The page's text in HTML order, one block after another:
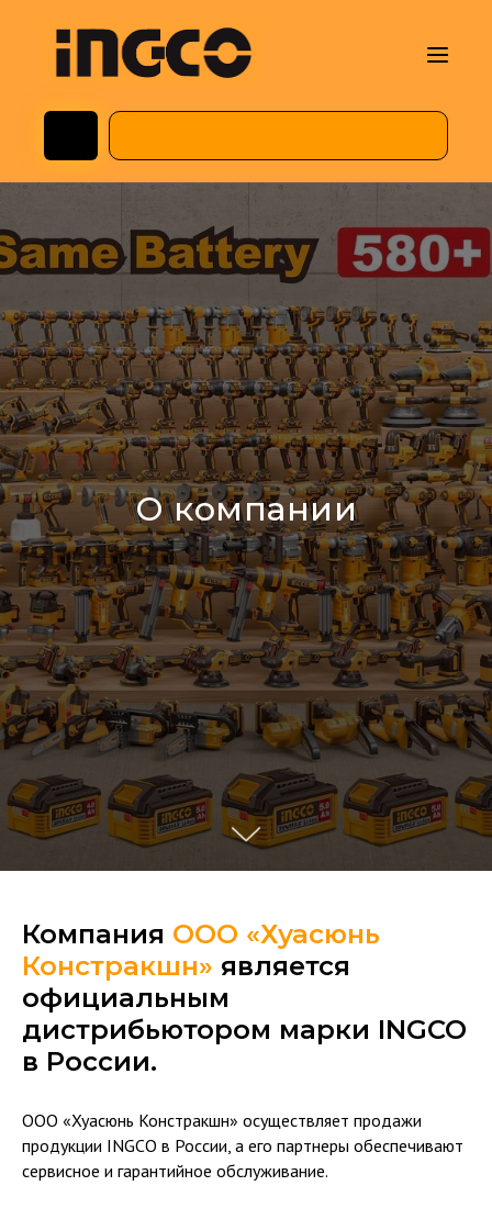
О компании
Компания ООО «Хуасюнь
Констракшн» является
официальным
дистрибьютором марки INGCO
в России.
ООО «Хуасюнь Констракшн» осуществляет продажи
продукции INGCO в России, а его партнеры обеспечивают
сервисное и гарантийное обслуживание.